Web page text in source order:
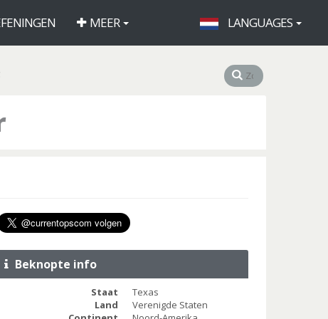
MEER LANGUAGES
Beknopte info
Staat
Texas
Land
Verenigde Staten